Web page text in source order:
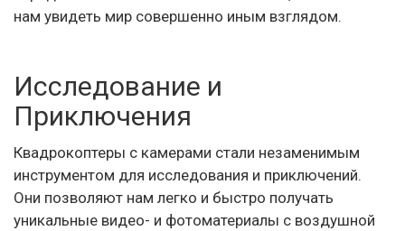
нам увидеть мир совершенно иным взглядом.
Исследование и
Приключения
Квадрокоптеры с камерами стали незаменимым
инструментом для исследования и приключений.
Они позволяют нам легко и быстро получать
уникальные видео- и фотоматериалы с воздушной